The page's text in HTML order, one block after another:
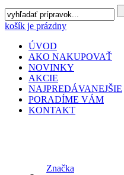
košík je prázdny
ÚVOD
AKO NAKUPOVAŤ
NOVINKY
AKCIE
NAJPREDÁVANEJŠIE
PORADÍME VÁM
KONTAKT
Značka